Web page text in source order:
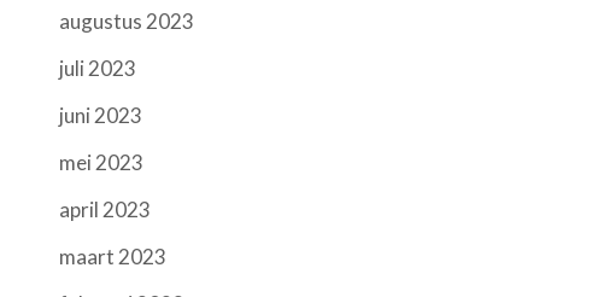
augustus 2023
juli 2023
juni 2023
mei 2023
april 2023
maart 2023